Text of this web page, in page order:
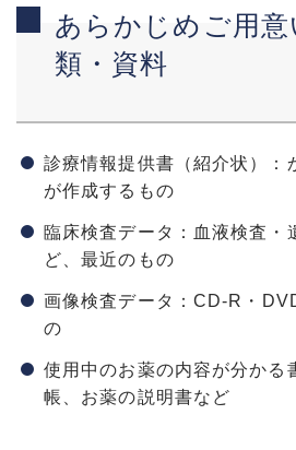
あらかじめご用
類・資料
診療情報提供書（紹介状）：
が作成するもの
臨床検査データ：血液検査・
ど、最近のもの
画像検査データ：CD-R・
の
使用中のお薬の内容が分かる
帳、お薬の説明書など